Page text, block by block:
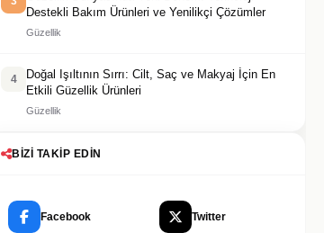
Destekli Bakım Ürünleri ve Yenilikçi Çözümler
Güzellik
4
Doğal Işıltının Sırrı: Cilt, Saç ve Makyaj İçin En
Etkili Güzellik Ürünleri
Güzellik
BIZI TAKIP EDIN
Facebook Twitter